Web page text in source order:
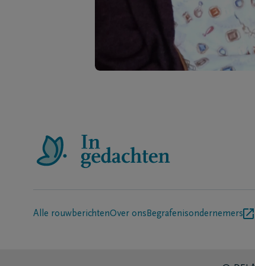
Alle rouwberichtenOver onsBegrafenisondernemers